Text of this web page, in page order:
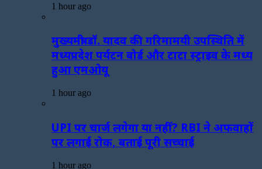
1 hour ago
मुख्यमंत्री डॉ. यादव की गरिमामयी उपस्थिति में
मध्यप्रदेश पर्यटन बोर्ड और टाटा स्ट्राइव के मध्य
हुआ एमओयू
1 hour ago
UPI पर चार्ज लगेगा या नहीं? RBI ने अफवाहों
पर लगाई रोक, बताई पूरी सच्चाई
1 hour ago